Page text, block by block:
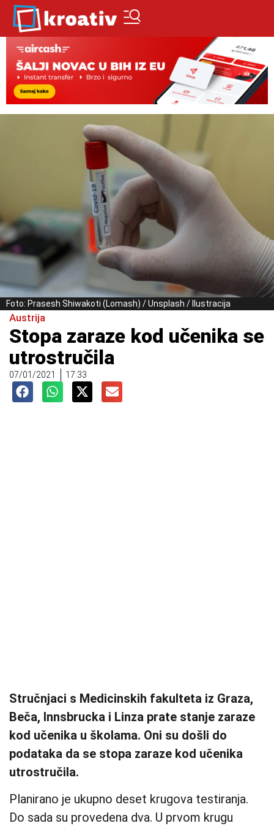
Foto: Prasesh Shiwakoti (Lomash) / Unsplash / Ilustracija
Austrija
Stopa zaraze kod učenika se
utrostručila
07/01/2021 17:33
Stručnjaci s Medicinskih fakulteta iz Graza,
Beča, Innsbrucka i Linza prate stanje zaraze
kod učenika u školama. Oni su došli do
podataka da se stopa zaraze kod učenika
utrostručila.
Planirano je ukupno deset krugova testiranja.
Do sada su provedena dva. U prvom krugu